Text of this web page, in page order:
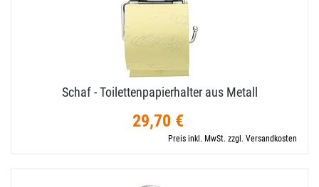
Schaf - Toilettenpapierhalter aus Metall
29,70 €
Preis inkl. MwSt. zzgl. Versandkosten